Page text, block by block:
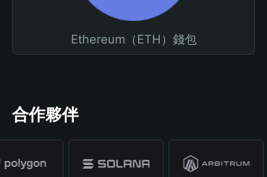
Ethereum（ETH）錢包
合作夥伴